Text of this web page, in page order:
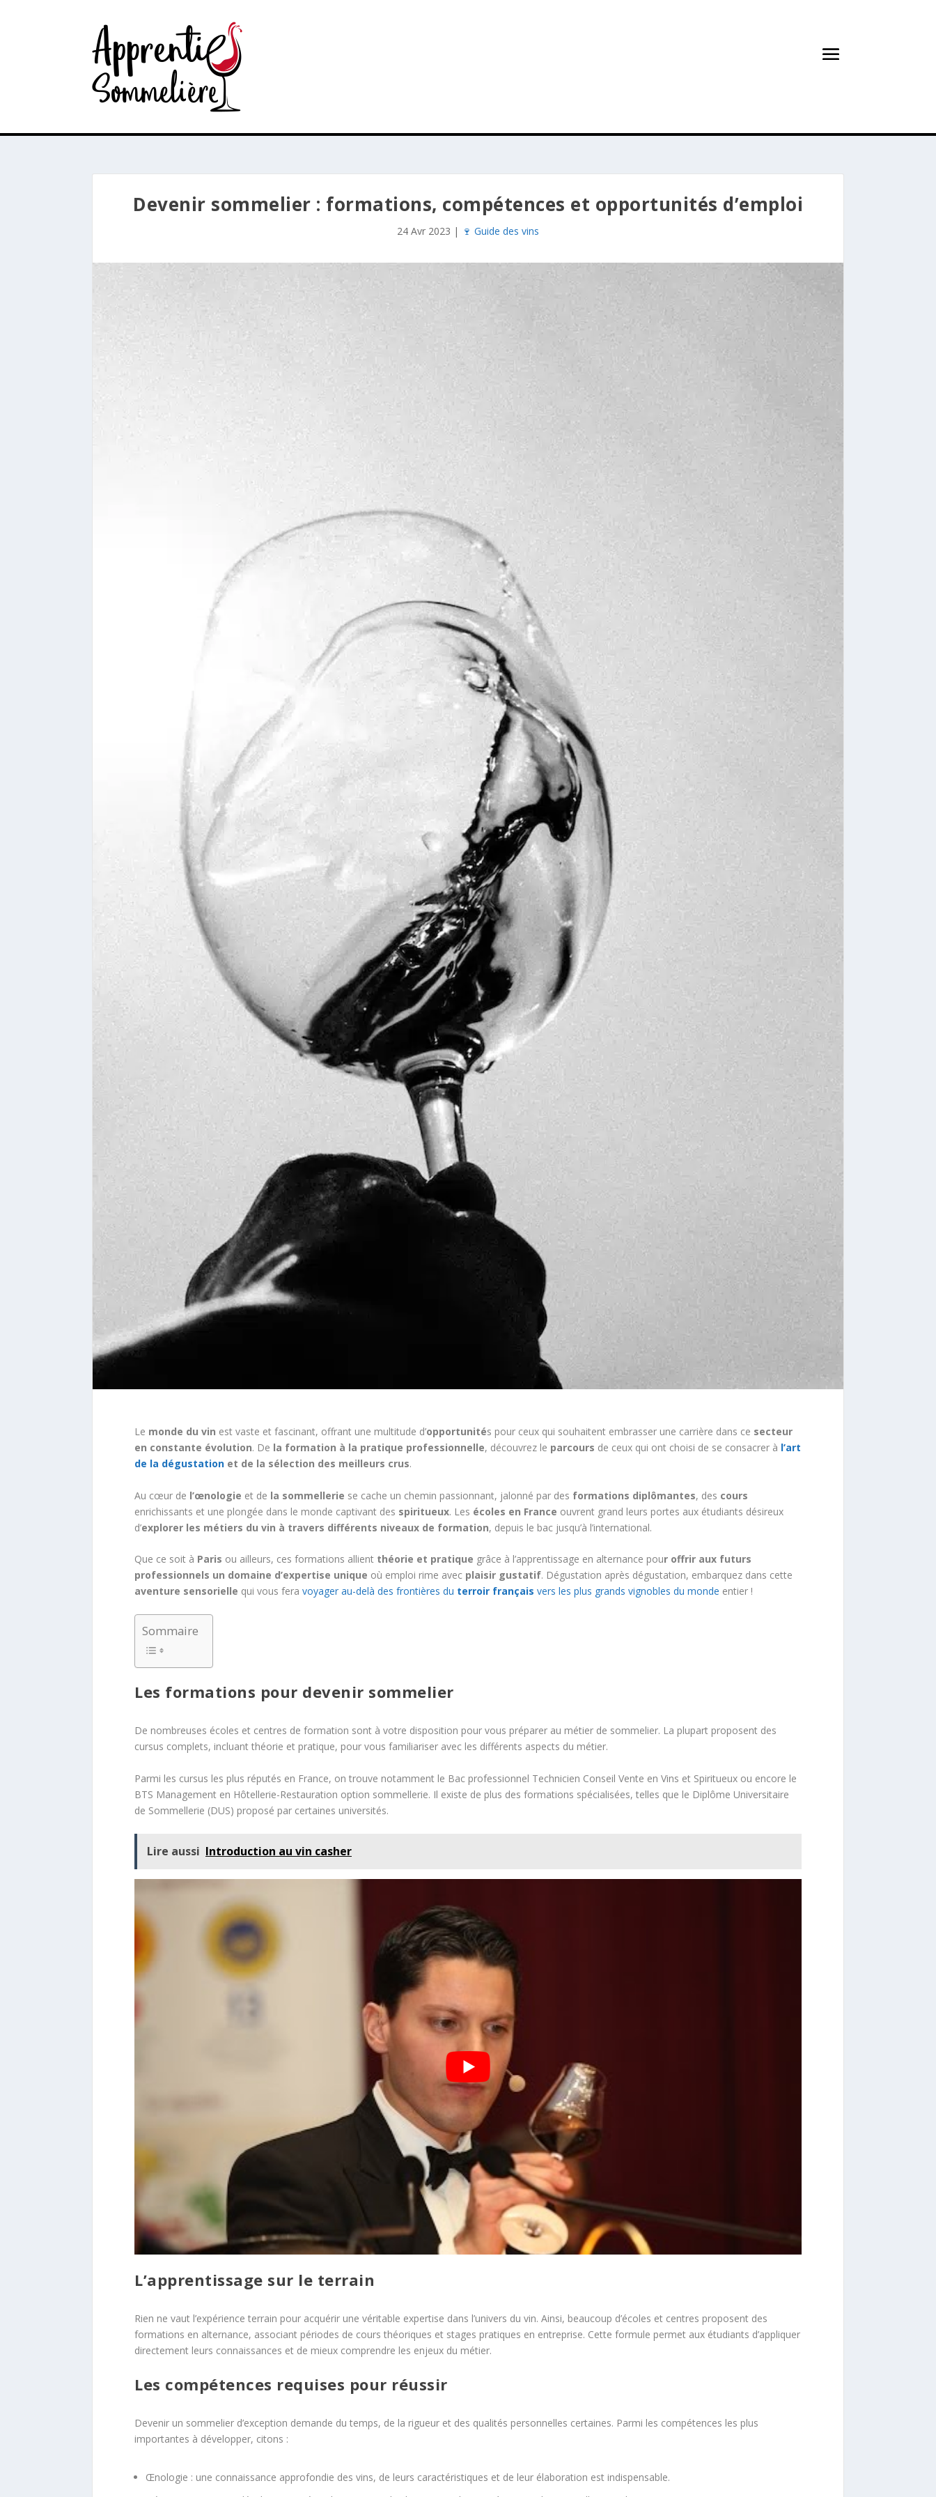
Devenir sommelier : formations, compétences et opportunités d’emploi
24 Avr 2023 | 🍷 Guide des vins
Le monde du vin est vaste et fascinant, offrant une multitude d’opportunités pour ceux qui souhaitent embrasser une carrière dans ce secteur
en constante évolution. De la formation à la pratique professionnelle, découvrez le parcours de ceux qui ont choisi de se consacrer à l’art
de la dégustation et de la sélection des meilleurs crus.
Au cœur de l’œnologie et de la sommellerie se cache un chemin passionnant, jalonné par des formations diplômantes, des cours
enrichissants et une plongée dans le monde captivant des spiritueux. Les écoles en France ouvrent grand leurs portes aux étudiants désireux
d’explorer les métiers du vin à travers différents niveaux de formation, depuis le bac jusqu’à l’international.
Que ce soit à Paris ou ailleurs, ces formations allient théorie et pratique grâce à l’apprentissage en alternance pour offrir aux futurs
professionnels un domaine d’expertise unique où emploi rime avec plaisir gustatif. Dégustation après dégustation, embarquez dans cette
aventure sensorielle qui vous fera voyager au-delà des frontières du terroir français vers les plus grands vignobles du monde entier !
Sommaire
Les formations pour devenir sommelier
De nombreuses écoles et centres de formation sont à votre disposition pour vous préparer au métier de sommelier. La plupart proposent des
cursus complets, incluant théorie et pratique, pour vous familiariser avec les différents aspects du métier.
Parmi les cursus les plus réputés en France, on trouve notamment le Bac professionnel Technicien Conseil Vente en Vins et Spiritueux ou encore le
BTS Management en Hôtellerie-Restauration option sommellerie. Il existe de plus des formations spécialisées, telles que le Diplôme Universitaire
de Sommellerie (DUS) proposé par certaines universités.
Lire aussi Introduction au vin casher
L’apprentissage sur le terrain
Rien ne vaut l’expérience terrain pour acquérir une véritable expertise dans l’univers du vin. Ainsi, beaucoup d’écoles et centres proposent des
formations en alternance, associant périodes de cours théoriques et stages pratiques en entreprise. Cette formule permet aux étudiants d’appliquer
directement leurs connaissances et de mieux comprendre les enjeux du métier.
Les compétences requises pour réussir
Devenir un sommelier d’exception demande du temps, de la rigueur et des qualités personnelles certaines. Parmi les compétences les plus
importantes à développer, citons :
Œnologie : une connaissance approfondie des vins, de leurs caractéristiques et de leur élaboration est indispensable.